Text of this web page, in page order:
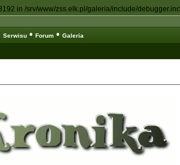
in /srv/www/zss.elk.pl/galeria/include/
Serwisu • Forum • Galeria